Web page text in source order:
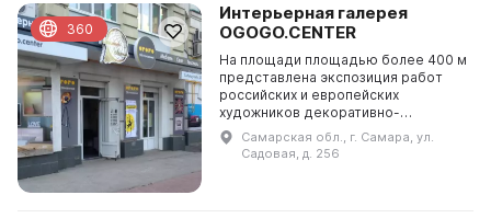
Интерьерная галерея
OGOGO.CENTER
На площади площадью более 400 м
представлена экспозиция работ
российских и европейских
художников декоративно-
прикладного искусства, мебели,
светильников, предметов
интерьера, сувениров и подарков.
Самарская обл., г. Самара, ул.
Садовая, д. 256
360